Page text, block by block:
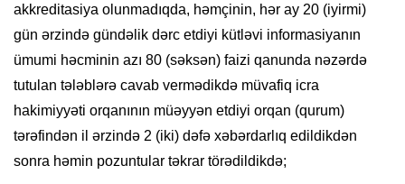
akkreditasiya olunmadıqda, həmçinin, hər ay 20 (iyirmi)
gün ərzində gündəlik dərc etdiyi kütləvi informasiyanın
ümumi həcminin azı 80 (səksən) faizi qanunda nəzərdə
tutulan tələblərə cavab vermədikdə müvafiq icra
hakimiyyəti orqanının müəyyən etdiyi orqan (qurum)
tərəfindən il ərzində 2 (iki) dəfə xəbərdarlıq edildikdən
sonra həmin pozuntular təkrar törədildikdə;